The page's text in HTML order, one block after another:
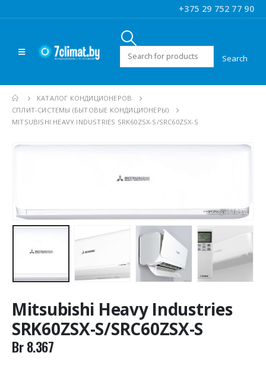
+375 29 752 77 90
Искать:
КАТАЛОГ КОНДИЦИОНЕРОВ
CПЛИТ-СИСТЕМЫ (БЫТОВЫЕ КОНДИЦИОНЕРЫ)
MITSUBISHI HEAVY INDUSTRIES SRK60ZSX-S/SRC60ZSX-S
Mitsubishi Heavy Industries
SRK60ZSX-S/SRC60ZSX-S
Br8.367